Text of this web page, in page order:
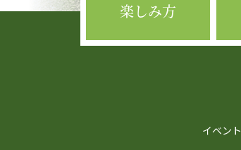
楽しみ方
イベント